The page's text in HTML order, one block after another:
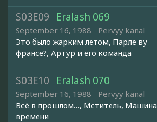
S03E09 Eralash 069
September 16, 1988
Pervyy kanal
Это было жарким летом, Парле ву
франсе?, Артур и его команда
S03E10 Eralash 070
September 16, 1988
Pervyy kanal
Всё в прошлом…, Мститель, Машина
времени